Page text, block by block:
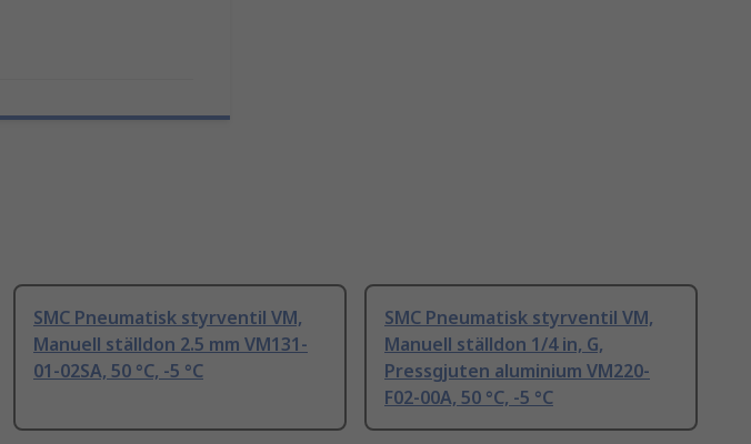
SMC Pneumatisk styrventil VM,
Manuell ställdon 2.5 mm VM131-
01-02SA, 50 °C, -5 °C
SMC Pneumatisk styrventil VM,
Manuell ställdon 1/4 in, G,
Pressgjuten aluminium VM220-
F02-00A, 50 °C, -5 °C